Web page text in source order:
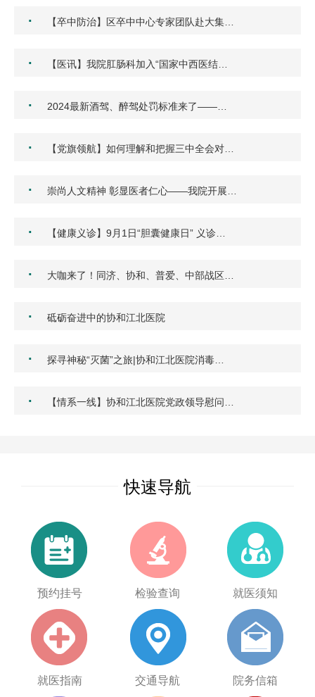
· 【卒中防治】区卒中中心专家团队赴大集…
· 【医讯】我院肛肠科加入“国家中西医结…
· 2024最新酒驾、醉驾处罚标准来了——…
· 【党旗领航】如何理解和把握三中全会对…
· 崇尚人文精神 彰显医者仁心——我院开展…
· 【健康义诊】9月1日“胆囊健康日” 义诊…
· 大咖来了！同济、协和、普爱、中部战区…
· 砥砺奋进中的协和江北医院
· 探寻神秘“灭菌”之旅|协和江北医院消毒…
· 【情系一线】协和江北医院党政领导慰问…
快速导航
预约挂号 检验查询 就医须知
就医指南 交通导航 院务信箱